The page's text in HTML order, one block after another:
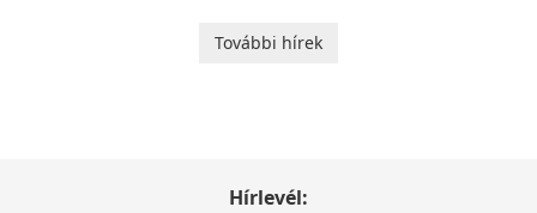
További hírek
Hírlevél: